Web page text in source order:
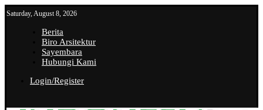
Saturday, August 8, 2026
Berita
Biro Arsitektur
Sayembara
Hubungi Kami
Login/Register